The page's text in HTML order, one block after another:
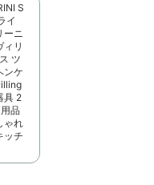
S
イ
ーニ
ィリ
ツ
ンケ
具 2
品
ゃれ
ッチ